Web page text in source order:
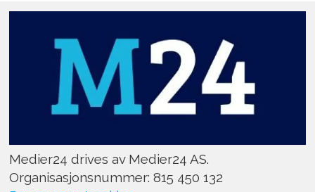
Medier24 drives av Medier24 AS.
Organisasjonsnummer: 815 450 132